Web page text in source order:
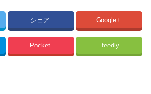
シェア Google+
Pocket feedly